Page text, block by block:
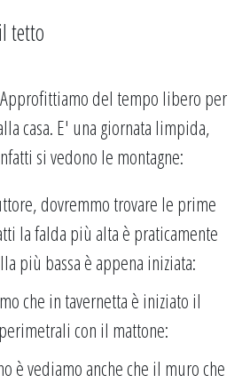
tetto
del tempo libero per
casa. E' una giornata limpida,
si vedono le montagne:
dovremmo trovare le prime
la falda più alta è praticamente
più bassa è appena iniziata:
che in tavernetta è iniziato il
con il mattone:
è vediamo anche che il muro che